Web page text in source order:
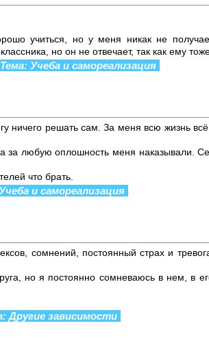
учиться, но у меня никак не
но он не отвечает, так как ему тоже
Тема: Учеба и самореализация
ничего решать сам. За меня всю жизнь
любую оплошность меня наказывали.
что брать.
и самореализация
сомнений, постоянный страх и
но я постоянно сомневаюсь в нем, в
Другие зависимости